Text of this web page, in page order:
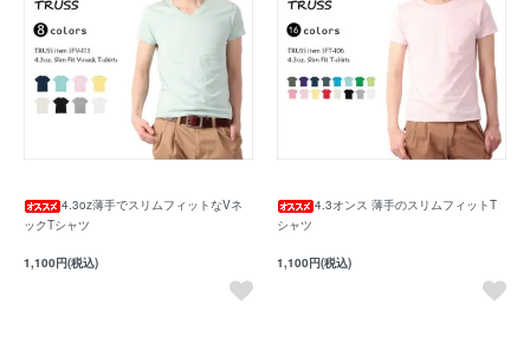
4.3oz薄手でスリムフィットなVネ
ックTシャツ
1,100円(税込)
4.3オンス 薄手のスリムフィットT
シャツ
1,100円(税込)